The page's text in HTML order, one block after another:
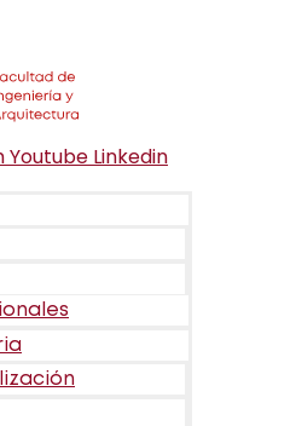
Youtube Linkedin